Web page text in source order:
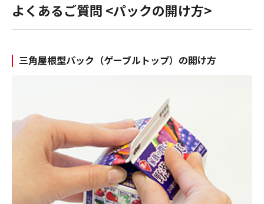
よくあるご質問 <パックの開け方>
三角屋根型パック（ゲーブルトップ）の開け方